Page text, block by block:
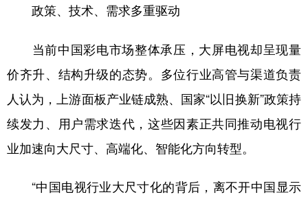
政策、技术、需求多重驱动
当前中国彩电市场整体承压，大屏电视却呈现量
价齐升、结构升级的态势。多位行业高管与渠道负责
人认为，上游面板产业链成熟、国家“以旧换新”政策持
续发力、用户需求迭代，这些因素正共同推动电视行
业加速向大尺寸、高端化、智能化方向转型。
“中国电视行业大尺寸化的背后，离不开中国显示